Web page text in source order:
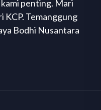
penting. Mari
KCP. Temanggung
Bodhi Nusantara